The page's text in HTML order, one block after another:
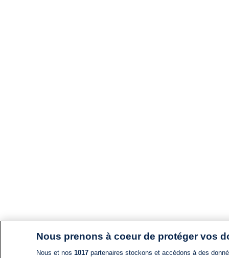
Nous prenons à coeur de protéger vos
Nous et nos 1017partenaires stockons et accédons à des